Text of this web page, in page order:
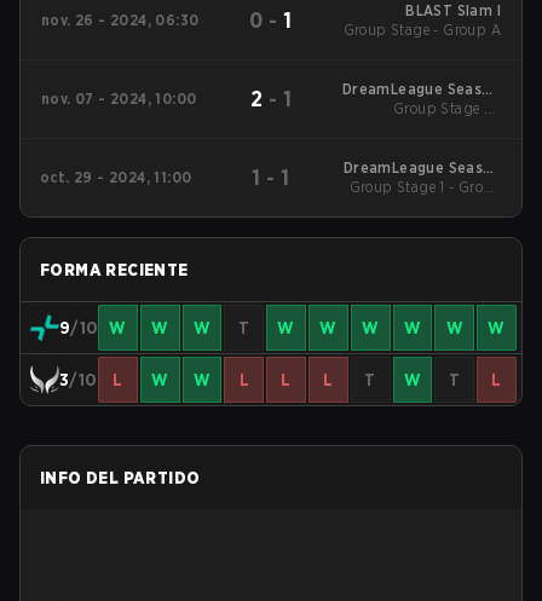
nov. 26 - 2024, 06:30 0 -1
BLAST Slam I
Group Stage - Group A
nov. 07 - 2024, 10:00 2 - 1
DreamLeague Season
24
Group Stage 2 -
oct. 29 - 2024, 11:00 1 - 1
DreamLeague Season
24
Group Stage 1 - Group
FORMA RECIENTE
9/10 W W W T W W W W W W
3/10 L W W L L L T W T L
INFO DEL PARTIDO